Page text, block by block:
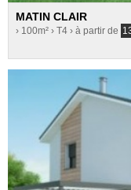
MATIN CLAIR
› 100m² › T4 › à partir de